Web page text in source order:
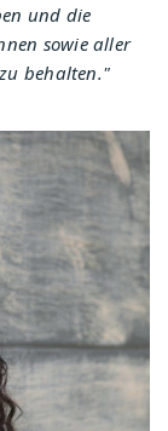
und die
sowie aller
behalten."